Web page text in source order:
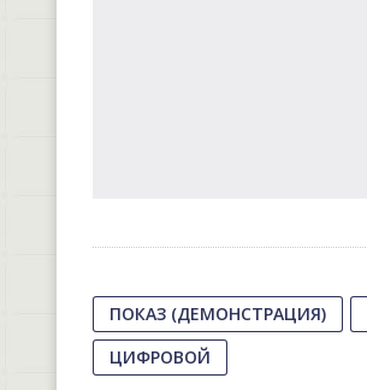
ПОКАЗ (ДЕМОНСТРАЦИЯ)
ЦИФРОВОЙ